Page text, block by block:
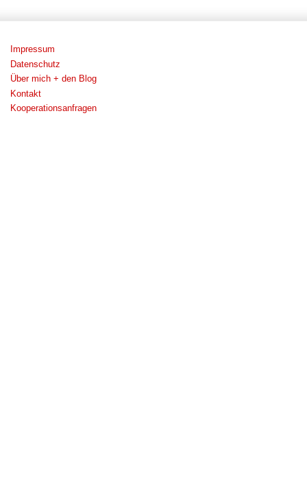
Impressum
Datenschutz
Über mich + den Blog
Kontakt
Kooperationsanfragen